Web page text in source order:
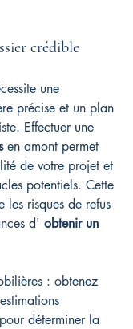
crédible
une
précise et un plan
Effectuer une
en amont permet
de votre projet et
potentiels. Cette
les risques de refus
d' obtenir un
: obtenez
déterminer la